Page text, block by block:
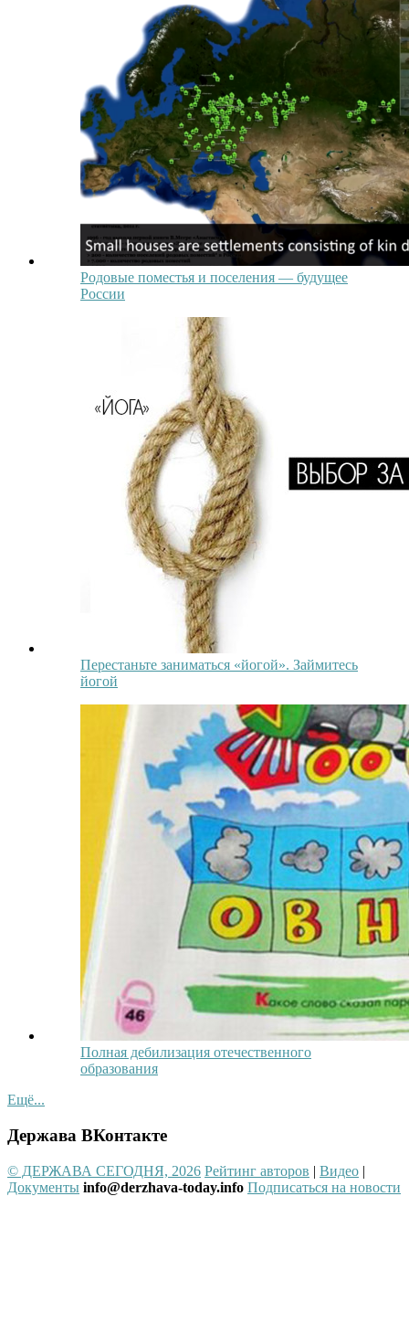
Родовые поместья и поселения — будущее
России
Перестаньте заниматься «йогой». Займитесь
йогой
Полная дебилизация отечественного
образования
Ещё...
Держава ВКонтакте
© ДЕРЖАВА СЕГОДНЯ, 2026 Рейтинг авторов | Видео |
Документы info@derzhava-today.info Подписаться на новости